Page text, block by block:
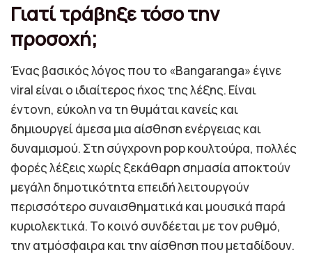
Γιατί τράβηξε τόσο την
προσοχή;
Ένας βασικός λόγος που το «Bangaranga» έγινε
viral είναι ο ιδιαίτερος ήχος της λέξης. Είναι
έντονη, εύκολη να τη θυμάται κανείς και
δημιουργεί άμεσα μια αίσθηση ενέργειας και
δυναμισμού. Στη σύγχρονη pop κουλτούρα, πολλές
φορές λέξεις χωρίς ξεκάθαρη σημασία αποκτούν
μεγάλη δημοτικότητα επειδή λειτουργούν
περισσότερο συναισθηματικά και μουσικά παρά
κυριολεκτικά. Το κοινό συνδέεται με τον ρυθμό,
την ατμόσφαιρα και την αίσθηση που μεταδίδουν.